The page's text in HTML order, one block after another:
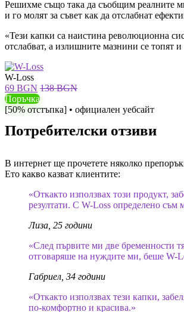
Решихме също така да съобщим реалните
и го молят за съвет как да отслабнат
«Тези капки са наистина революционна
отслабват, а излишните мазнини се топят
W-Loss
69 BGN 138 BGN
Поръчка
[50% отстъпка] • официален уебсайт
Потребителски отзиви
В интернет ще прочетете няколко
Ето какво казват клиентите:
«Откакто използвах този продукт,
резултати. С W-Loss определено съм
Лиза, 25 години
«След първите ми две бременности
отговаряше на нуждите ми, беше W-
Габриел, 34 години
«Откакто използвах тези капки,
по-комфортно и красива.»